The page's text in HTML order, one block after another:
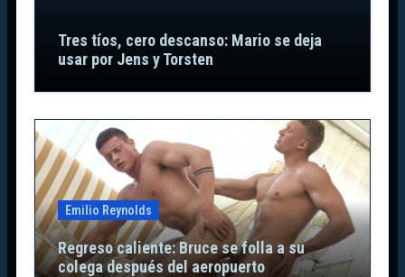
Tres tíos, cero descanso: Mario se deja
usar por Jens y Torsten
Emilio Reynolds
Regreso caliente: Bruce se folla a su
colega después del aeropuerto